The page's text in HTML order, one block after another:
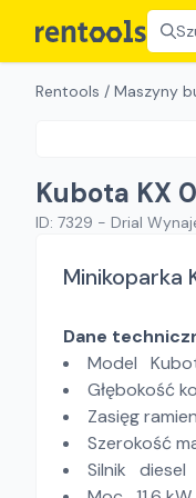
Rentools / Maszyny
Kubota KX
ID: 7329 - Drial
Minikoparka
Dane
Model
Głębokość
Zasięg
Szerokość
Silnik diesel